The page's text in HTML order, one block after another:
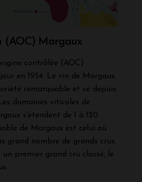
(AOC) Margaux
contrôlée (AOC)
en 1954. Le vin de Margaux
remarquable et ce depuis
domaines viticoles de
s'étendent de 1 à 120
de Margaux est celui où
grand nombre de grands crus
un premier grand cru classé, le